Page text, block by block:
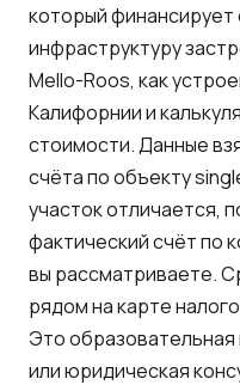
который
инфраструктуру
Mello-Roos, как
Калифорниии
стоимости. Данные
счёта по объекту
участок отличается,
фактический счёт по
вы рассматриваете.
рядом накарте
Это
или юридическая